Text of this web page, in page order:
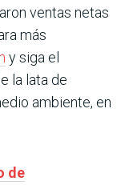
ventas netas
más
y siga el
la lata de
ambiente, en
de